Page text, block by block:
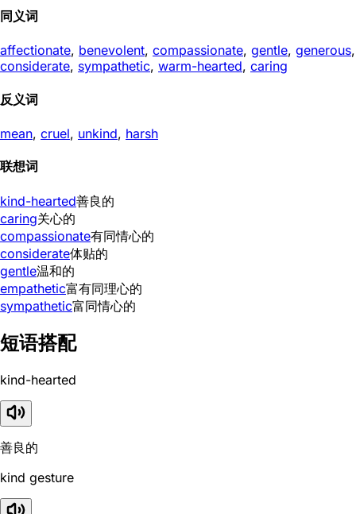
同义词
affectionate, benevolent, compassionate, gentle, generous,
considerate, sympathetic, warm-hearted, caring
反义词
mean, cruel, unkind, harsh
联想词
kind-hearted善良的
caring关心的
compassionate有同情心的
considerate体贴的
gentle温和的
empathetic富有同理心的
sympathetic富同情心的
短语搭配
kind-hearted
善良的
kind gesture